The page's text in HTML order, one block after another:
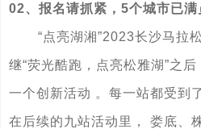
02、报名请抓紧，5个城市已满
“点亮湖湘”2023长沙马拉
继“荧光酷跑，点亮松雅湖”之
一个创新活动 。每一站都受到
在后续的九站活动里， 娄底、